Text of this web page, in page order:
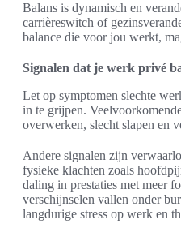
Balans is dynamisch en
carrièreswitch of
balance die voor jou werkt,
Signalen dat je werk privé
Let op symptomen slechte
in te grijpen.
overwerken, slecht slapen en
Andere signalen zijn
fysieke klachten zoals
daling in prestaties met meer
verschijnselen vallen onder
langdurige stress op werk en